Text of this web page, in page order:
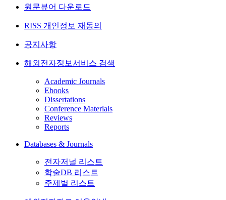
원문뷰어 다운로드
RISS 개인정보 재동의
공지사항
해외전자정보서비스 검색
Academic Journals
Ebooks
Dissertations
Conference Materials
Reviews
Reports
Databases & Journals
전자저널 리스트
학술DB 리스트
주제별 리스트